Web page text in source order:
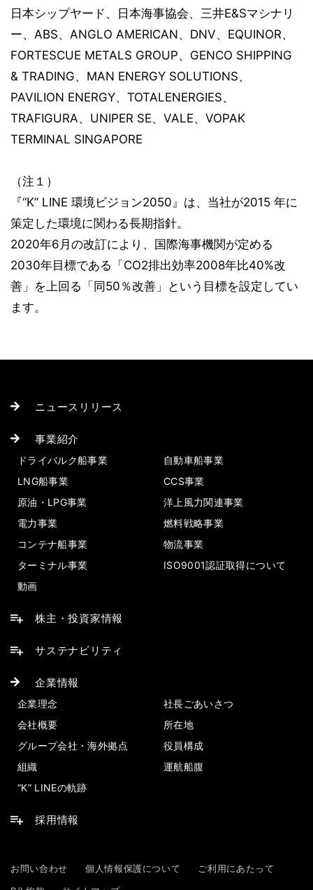
日本シップヤード、日本海事協会、三井E&Sマシナリ
ー、ABS、ANGLO AMERICAN、DNV、EQUINOR、
FORTESCUE METALS GROUP、GENCO SHIPPING
& TRADING、MAN ENERGY SOLUTIONS、
PAVILION ENERGY、TOTALENERGIES、
TRAFIGURA、UNIPER SE、VALE、VOPAK
TERMINAL SINGAPORE
（注１）
『“K” LINE 環境ビジョン2050』は、当社が2015 年に
策定した環境に関わる長期指針。
2020年6月の改訂により、国際海事機関が定める
2030年目標である「CO2排出効率2008年比40%改
善」を上回る「同50％改善」という目標を設定してい
ます。
ニュースリリース
事業紹介
ドライバルク船事業
自動車船事業
LNG船事業
CCS事業
原油・LPG事業
洋上風力関連事業
電力事業
燃料戦略事業
コンテナ船事業
物流事業
ターミナル事業
ISO9001認証取得について
動画
株主・投資家情報
サステナビリティ
企業情報
企業理念
社長ごあいさつ
会社概要
所在地
グループ会社・海外拠点
役員構成
組織
運航船腹
“K” LINEの軌跡
採用情報
お問い合わせ 個人情報保護について
ご利用にあたって